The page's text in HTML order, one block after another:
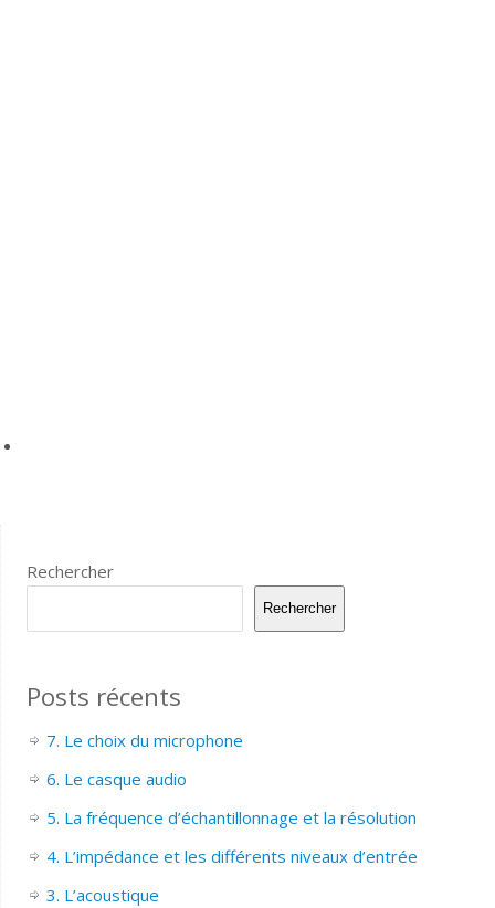
Rechercher
Rechercher
Posts récents
7. Le choix du microphone
6. Le casque audio
5. La fréquence d’échantillonnage et la résolution
4. L’impédance et les différents niveaux d’entrée
3. L’acoustique